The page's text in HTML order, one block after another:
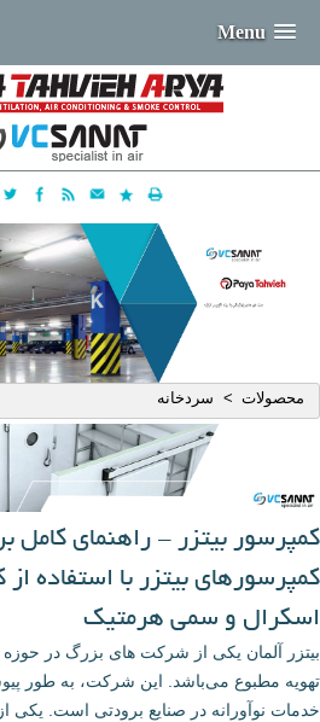
Menu
محصولات > سردخانه
کمپرسور بیتزر - راهنمای کامل
کمپرسورهای بیتزر با استفاده
اسکرال و سمی هرمتیک
بیتزر آلمان یکی از شرکت های بزرگ در حوزه
تهویه مطبوع می‌باشد. این شرکت، به طور
خدمات نوآورانه در صنایع برودتی است.